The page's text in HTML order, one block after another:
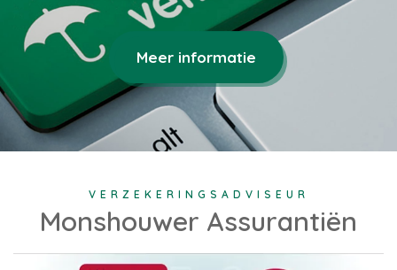
Meer informatie
Monshouwer Assurantiën
VERZEKERINGSADVISEUR